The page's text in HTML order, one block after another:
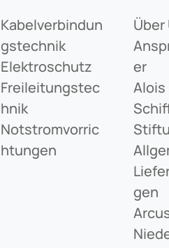
Kabelverbindun
Gstechnik
Elektroschutz
Freileitungstec
Hnik
Notstromvorric
Htungen
Über
Er
Alois
Gen